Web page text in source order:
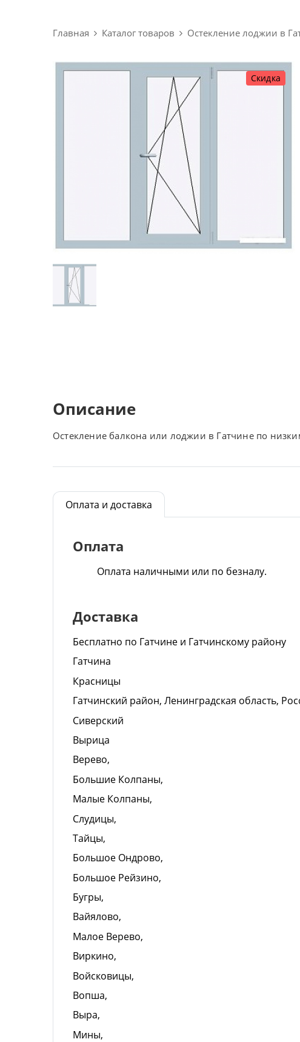
Главная Каталог товаров Остекление лоджии в
Скидка
Описание
Остекление балкона или лоджии в Гатчине по
Оплата и доставка
Оплата
Оплата наличными или по безналу.
Доставка
Бесплатно по Гатчине и Гатчинскому району
Гатчина
Красницы
Гатчинский район, Ленинградская область,
Сиверский
Вырица
Верево,
Большие Колпаны,
Малые Колпаны,
Слудицы,
Тайцы,
Большое Ондрово,
Большое Рейзино,
Бугры,
Вайялово,
Малое Верево,
Виркино,
Войсковицы,
Вопша,
Выра,
Мины,